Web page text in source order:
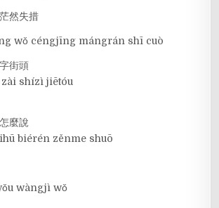
然失措
wǒ céngjīng mángrán shī cuò
街頭
shízì jiētóu
麼說
biérén zěnme shuō
wàngjì wǒ